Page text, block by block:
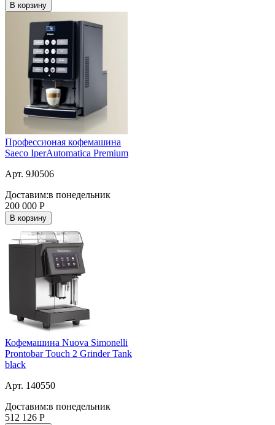
В корзину
Профессионая кофемашина
Saeco IperAutomatica Premium
Арт. 9J0506
Доставим:в понедельник
200 000 Р
В корзину
Кофемашина Nuova Simonelli
Prontobar Touch 2 Grinder Tank
black
Арт. 140550
Доставим:в понедельник
512 126 Р